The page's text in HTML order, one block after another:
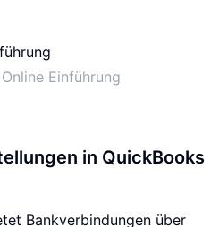
Einführung
in QuickBooks
Bankverbindungen über